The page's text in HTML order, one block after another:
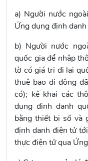
a) Người nước
Ứng dụng định
b) Người nước
quốc gia để nhập
tờ có giá trị đi lại
thuê bao di động
có); kê khai các
dụng định danh
bằng thiết bị số và
định danh điện tử
thực điện tử qua